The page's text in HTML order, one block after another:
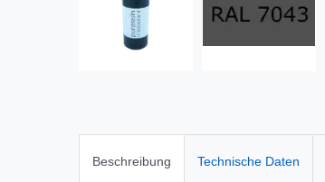
Beschreibung Technische Daten